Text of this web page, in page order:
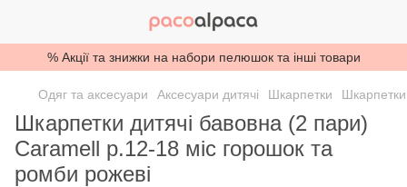
% Акції та знижки на набори пелюшок та інші товари
Одяг та аксесуари Аксесуари дитячі Шкарпетки
Шкарпетки дитячі бавовна (2 пари)
Caramell р.12-18 міс горошок та
ромби рожеві